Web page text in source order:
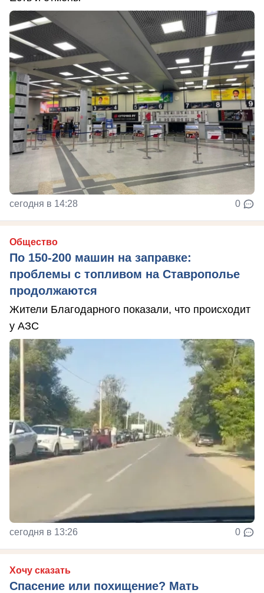
сегодня в 14:28 0
Общество
По 150-200 машин на заправке:
проблемы с топливом на Ставрополье
продолжаются
Жители Благодарного показали, что происходит
у АЗС
сегодня в 13:26 0
Хочу сказать
Спасение или похищение? Мать